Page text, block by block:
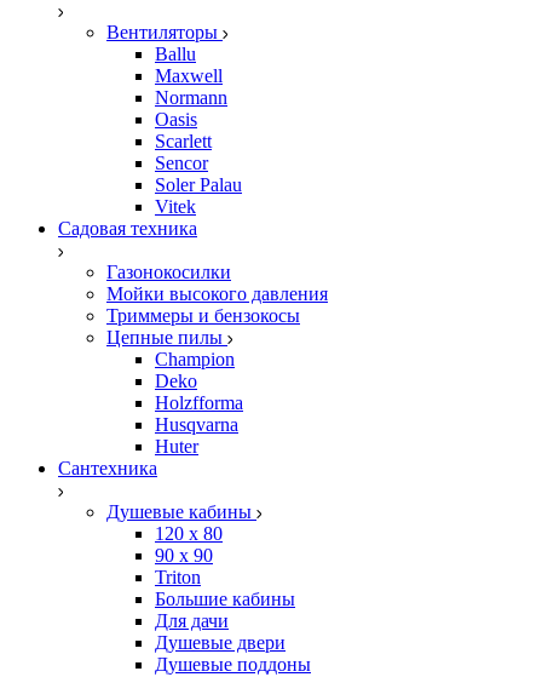
Вентиляторы
Ballu
Maxwell
Normann
Oasis
Scarlett
Sencor
Soler Palau
Vitek
Садовая техника
Газонокосилки
Мойки высокого давления
Триммеры и бензокосы
Цепные пилы
Champion
Deko
Holzfforma
Husqvarna
Huter
Сантехника
Душевые кабины
120 x 80
90 х 90
Triton
Большие кабины
Для дачи
Душевые двери
Душевые поддоны